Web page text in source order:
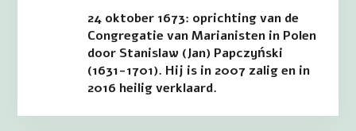
24 oktober 1673: oprichting van de
Congregatie van Marianisten in Polen
door Stanislaw (Jan) Papczyński
(1631-1701). Hij is in 2007 zalig en in
2016 heilig verklaard.